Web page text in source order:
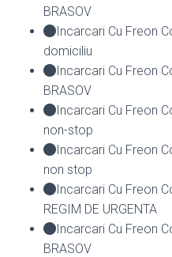
BRASOV
Incarcari Cu Freon
domiciliu
Incarcari Cu Freon
BRASOV
Incarcari Cu Freon
non-stop
Incarcari Cu Freon
non stop
Incarcari Cu Freon
REGIM DE URGENTA
Incarcari Cu Freon
BRASOV